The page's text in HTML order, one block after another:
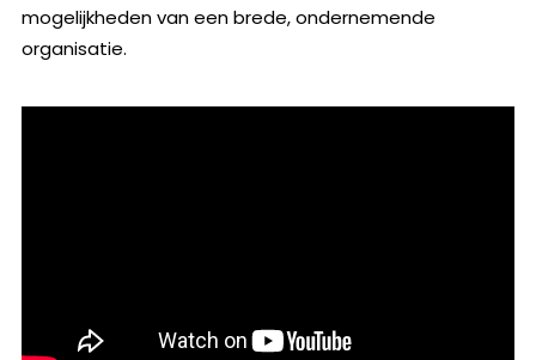
mogelijkheden van een brede, ondernemende
organisatie.